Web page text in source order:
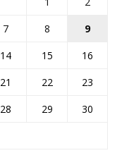
7 8
9
14 15
16
21 22
23
28 29
30